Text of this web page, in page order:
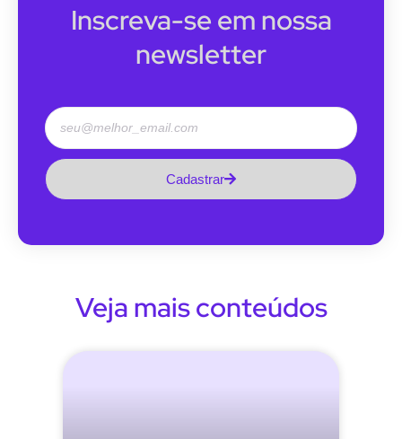
Inscreva-se em nossa
newsletter
Cadastrar
Veja mais conteúdos